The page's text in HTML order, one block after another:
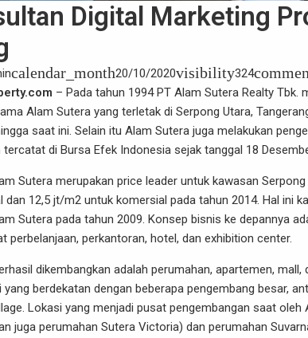
Digital Marketing
calendar_month20/10/2020visibility324
– Pada tahun 1994 PT Alam Sutera Realty
Alam Sutera yang terletak di Serpong Utara,
saat ini. Selain itu Alam Sutera juga melakukan
di Bursa Efek Indonesia sejak tanggal 18
Sutera merupakan price leader untuk kawasan
12,5 jt/m2 untuk komersial pada tahun 2014. Hal ini
Sutera pada tahun 2009. Konsep bisnis ke depannya
perbelanjaan, perkantoran, hotel, dan exhibition center.
dikembangkan adalah perumahan, apartemen,
berdekatan dengan beberapa pengembang besar,
Lokasi yang menjadi pusat pengembangan saat
juga perumahan Sutera Victoria) dan perumahan